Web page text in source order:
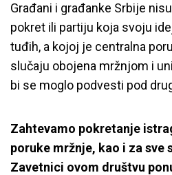
Građani i građanke Srbije
pokret ili partiju koja svoju
tuđih, a kojoj je centralna
slučaju obojena mržnjom i
bi se moglo podvesti pod
Zahtevamo pokretanje
poruke mržnje, kao i za sve
Zavetnici ovom društvu